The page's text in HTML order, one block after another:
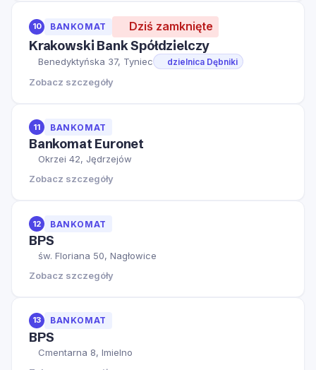
10 BANKOMAT Dziś zamknięte
Krakowski Bank Spółdzielczy
Benedyktyńska 37, Tyniec dzielnica Dębniki
Zobacz szczegóły
11 BANKOMAT
Bankomat Euronet
Okrzei 42, Jędrzejów
Zobacz szczegóły
12 BANKOMAT
BPS
św. Floriana 50, Nagłowice
Zobacz szczegóły
13 BANKOMAT
BPS
Cmentarna 8, Imielno